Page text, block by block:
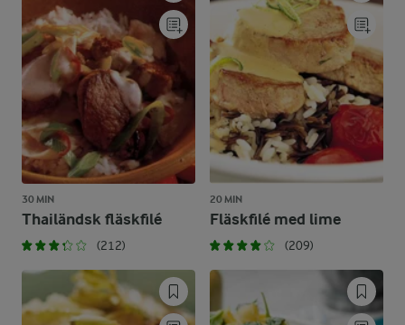
30 MIN
Thailändsk fläskfilé
(212)
20 MIN
Fläskfilé med lime
(209)